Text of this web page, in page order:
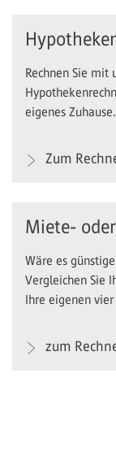
Rechnen Sie
eigenes Zuhause.
Zum
Miete-
Wäre es
Vergleichen Sie
Ihre eigenen vier
zum